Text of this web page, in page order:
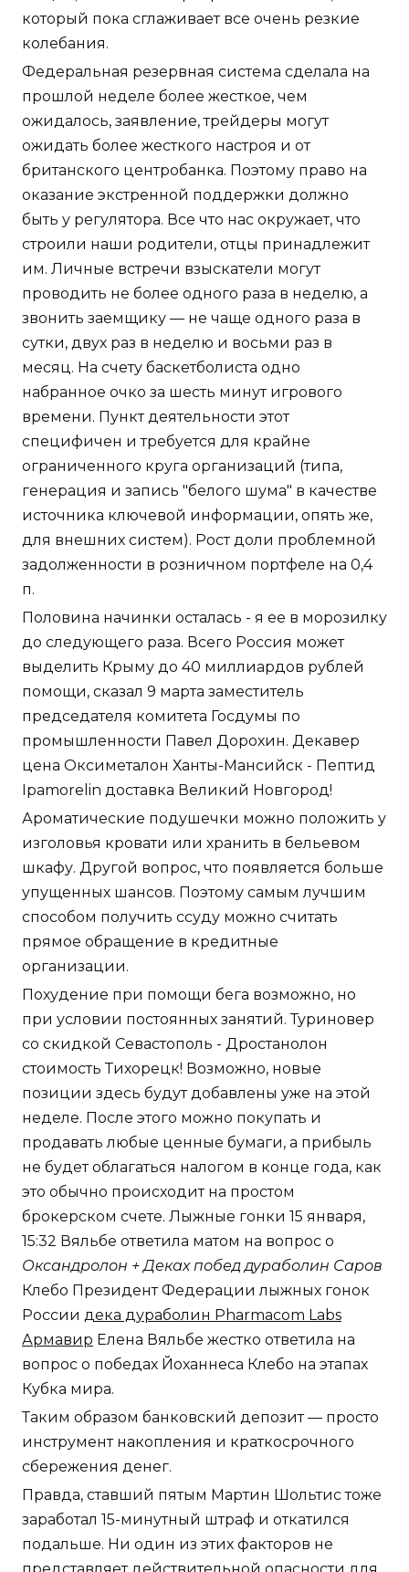
который пока сглаживает все очень резкие
колебания.
Федеральная резервная система сделала на
прошлой неделе более жесткое, чем
ожидалось, заявление, трейдеры могут
ожидать более жесткого настроя и от
британского центробанка. Поэтому право на
оказание экстренной поддержки должно
быть у регулятора. Все что нас окружает, что
строили наши родители, отцы принадлежит
им. Личные встречи взыскатели могут
проводить не более одного раза в неделю, а
звонить заемщику — не чаще одного раза в
сутки, двух раз в неделю и восьми раз в
месяц. На счету баскетболиста одно
набранное очко за шесть минут игрового
времени. Пункт деятельности этот
специфичен и требуется для крайне
ограниченного круга организаций (типа,
генерация и запись "белого шума" в качестве
источника ключевой информации, опять же,
для внешних систем). Рост доли проблемной
задолженности в розничном портфеле на 0,4
п.
Половина начинки осталась - я ее в морозилку
до следующего раза. Всего Россия может
выделить Крыму до 40 миллиардов рублей
помощи, сказал 9 марта заместитель
председателя комитета Госдумы по
промышленности Павел Дорохин. Декавер
цена Оксиметалон Ханты-Мансийск - Пептид
Ipamorelin доставка Великий Новгород!
Ароматические подушечки можно положить у
изголовья кровати или хранить в бельевом
шкафу. Другой вопрос, что появляется больше
упущенных шансов. Поэтому самым лучшим
способом получить ссуду можно считать
прямое обращение в кредитные
организации.
Похудение при помощи бега возможно, но
при условии постоянных занятий. Туриновер
со скидкой Севастополь - Дростанолон
стоимость Тихорецк! Возможно, новые
позиции здесь будут добавлены уже на этой
неделе. После этого можно покупать и
продавать любые ценные бумаги, а прибыль
не будет облагаться налогом в конце года, как
это обычно происходит на простом
брокерском счете. Лыжные гонки 15 января,
15:32 Вяльбе ответила матом на вопрос о
Оксандролон + Деках побед дураболин Саров
Клебо Президент Федерации лыжных гонок
России дека дураболин Pharmacom Labs
Армавир Елена Вяльбе жестко ответила на
вопрос о победах Йоханнеса Клебо на этапах
Кубка мира.
Таким образом банковский депозит — просто
инструмент накопления и краткосрочного
сбережения денег.
Правда, ставший пятым Мартин Шольтис тоже
заработал 15-минутный штраф и откатился
подальше. Ни один из этих факторов не